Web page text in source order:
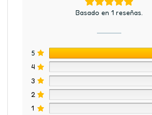
Basado en 1 reseñas.
5
4
3
2
1